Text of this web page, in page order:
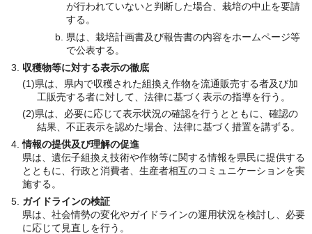
が行われていないと判断した場合、栽培の中止を要請
する。
県は、栽培計画書及び報告書の内容をホームページ等
で公表する。
収穫物等に対する表示の徹底
(1)県は、県内で収穫された組換え作物を流通販売する者及び加
工販売する者に対して、法律に基づく表示の指導を行う。
(2)県は、必要に応じて表示状況の確認を行うとともに、確認の
結果、不正表示を認めた場合、法律に基づく措置を講ずる。
情報の提供及び理解の促進
県は、遺伝子組換え技術や作物等に関する情報を県民に提供する
とともに、行政と消費者、生産者相互のコミュニケーションを実
施する。
ガイドラインの検証
県は、社会情勢の変化やガイドラインの運用状況を検討し、必要
に応じて見直しを行う。